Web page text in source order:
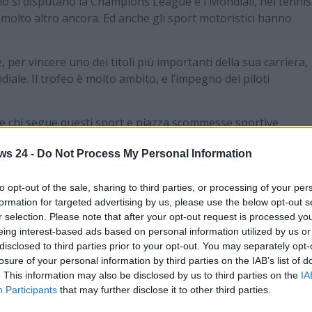
24 - Do Not Process My Personal Information
opt-out of the sale, sharing to third parties, or processing of your
for targeted advertising by us, please use the below opt-out
selection. Please note that after your opt-out request is processed
interest-based ads based on personal information utilized by us
to third parties prior to your opt-out. You may separately
of your personal information by third parties on the IAB’s list of
This information may also be disclosed by us to third parties on the
Participants that may further disclose it to other third parties.
altro ancora. Ed anche gli sport motoristici hanno
per vincere uno dei titoli più importanti della sua carriera,
Il trofeo è molto ambito, e l’impegno dei piloti
segue questi sport e piazza scommesse sportive
di spettatori, non sempre può essere produttivo, visto
Per questo è meglio seguire anche le altre corse
, in particolare quelle più imperdibili nel settore delle
assoluto. Viene seguita in TV da milioni di
a Monaco per assistere ad uno spettacolo davvero